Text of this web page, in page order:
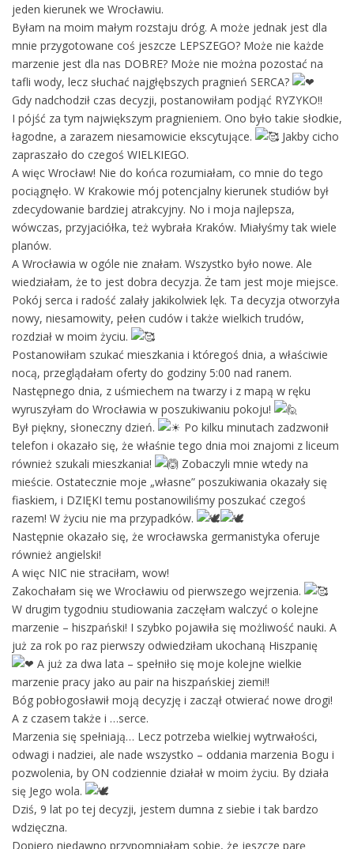
jeden kierunek we Wrocławiu.
Byłam na moim małym rozstaju dróg. A może jednak jest dla
mnie przygotowane coś jeszcze LEPSZEGO? Może nie każde
marzenie jest dla nas DOBRE? Może nie można pozostać na
tafli wody, lecz słuchać najgłębszych pragnień SERCA?
Gdy nadchodził czas decyzji, postanowiłam podjąć RYZYKO!!
I pójść za tym największym pragnieniem. Ono było takie słodkie,
łagodne, a zarazem niesamowicie ekscytujące.
Jakby cicho
zapraszało do czegoś WIELKIEGO.
A więc Wrocław! Nie do końca rozumiałam, co mnie do tego
pociągnęło. W Krakowie mój potencjalny kierunek studiów był
zdecydowanie bardziej atrakcyjny. No i moja najlepsza,
wówczas, przyjaciółka, też wybrała Kraków. Miałyśmy tak wiele
planów.
A Wrocławia w ogóle nie znałam. Wszystko było nowe. Ale
wiedziałam, że to jest dobra decyzja. Że tam jest moje miejsce.
Pokój serca i radość zalały jakikolwiek lęk. Ta decyzja otworzyła
nowy, niesamowity, pełen cudów i także wielkich trudów,
rozdział w moim życiu.
Postanowiłam szukać mieszkania i któregoś dnia, a właściwie
nocą, przeglądałam oferty do godziny 5:00 nad ranem.
Następnego dnia, z uśmiechem na twarzy i z mapą w ręku
wyruszyłam do Wrocławia w poszukiwaniu pokoju!
Był piękny, słoneczny dzień.
Po kilku minutach zadzwonił
telefon i okazało się, że właśnie tego dnia moi znajomi z liceum
również szukali mieszkania!
Zobaczyli mnie wtedy na
mieście. Ostatecznie moje „własne” poszukiwania okazały się
fiaskiem, i DZIĘKI temu postanowiliśmy poszukać czegoś
razem! W życiu nie ma przypadków.
Następnie okazało się, że wrocławska germanistyka oferuje
również angielski!
A więc NIC nie straciłam, wow!
Zakochałam się we Wrocławiu od pierwszego wejrzenia.
W drugim tygodniu studiowania zaczęłam walczyć o kolejne
marzenie – hiszpański! I szybko pojawiła się możliwość nauki. A
już za rok po raz pierwszy odwiedziłam ukochaną Hiszpanię
A już za dwa lata – spełniło się moje kolejne wielkie
marzenie pracy jako au pair na hiszpańskiej ziemi!!
Bóg pobłogosławił moją decyzję i zaczął otwierać nowe drogi!
A z czasem także i …serce.
Marzenia się spełniają… Lecz potrzeba wielkiej wytrwałości,
odwagi i nadziei, ale nade wszystko – oddania marzenia Bogu i
pozwolenia, by ON codziennie działał w moim życiu. By działa
się Jego wola.
Dziś, 9 lat po tej decyzji, jestem dumna z siebie i tak bardzo
wdzięczna.
Dopiero niedawno przypomniałam sobie, że jeszcze parę